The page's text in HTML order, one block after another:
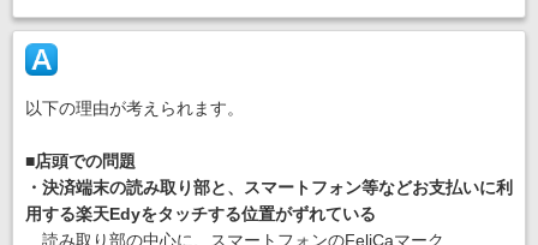
以下の理由が考えられます。
■店頭での問題
・決済端末の読み取り部と、スマートフォン等などお支払いに利
用する楽天Edyをタッチする位置がずれている
読み取り部の中心に、スマートフォンのFeliCaマーク